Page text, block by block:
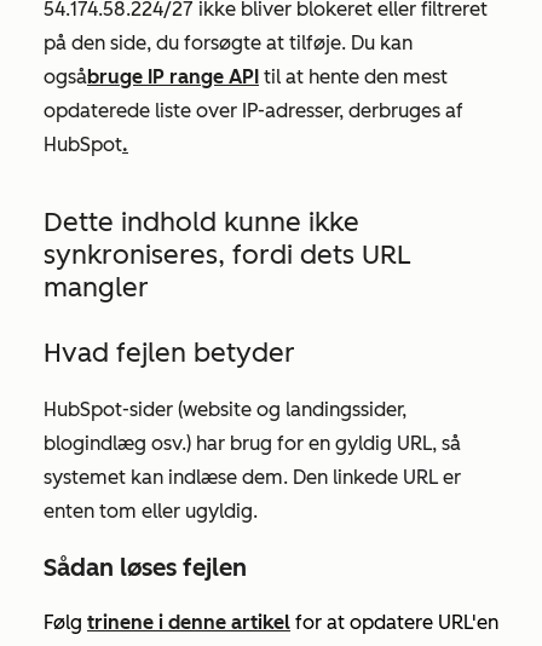
54.174.58.224/27 ikke bliver blokeret eller filtreret
på den side, du forsøgte at tilføje. Du kan
ogsåbruge IP range API til at hente den mest
opdaterede liste over IP-adresser, derbruges af
HubSpot.
Dette indhold kunne ikke
synkroniseres, fordi dets URL
mangler
Hvad fejlen betyder
HubSpot-sider (website og landingssider,
blogindlæg osv.) har brug for en gyldig URL, så
systemet kan indlæse dem. Den linkede URL er
enten tom eller ugyldig.
Sådan løses fejlen
Følg trinene i denne artikel for at opdatere URL'en